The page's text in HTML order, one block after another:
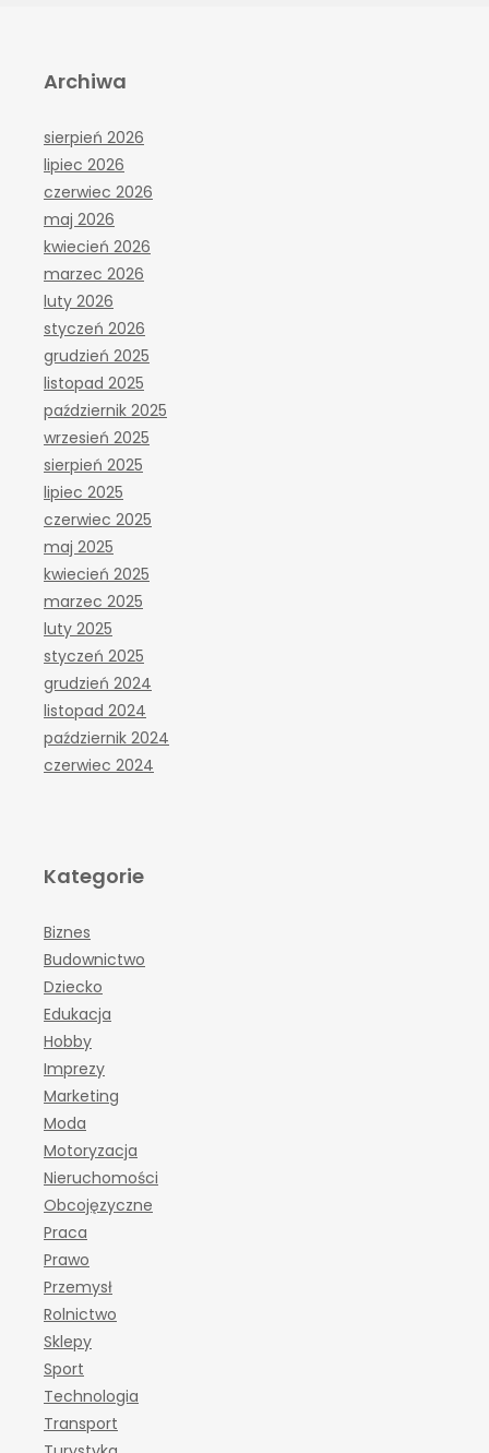
Archiwa
sierpień 2026
lipiec 2026
czerwiec 2026
maj 2026
kwiecień 2026
marzec 2026
luty 2026
styczeń 2026
grudzień 2025
listopad 2025
październik 2025
wrzesień 2025
sierpień 2025
lipiec 2025
czerwiec 2025
maj 2025
kwiecień 2025
marzec 2025
luty 2025
styczeń 2025
grudzień 2024
listopad 2024
październik 2024
czerwiec 2024
Kategorie
Biznes
Budownictwo
Dziecko
Edukacja
Hobby
Imprezy
Marketing
Moda
Motoryzacja
Nieruchomości
Obcojęzyczne
Praca
Prawo
Przemysł
Rolnictwo
Sklepy
Sport
Technologia
Transport